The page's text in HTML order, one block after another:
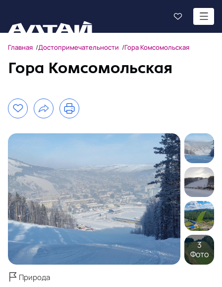
Главная Достопримечательности Гора Комсомольская
Гора Комсомольская
3
Фото
Природа